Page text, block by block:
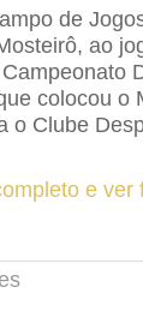
de
ao
colocou o
o Clube
e ver